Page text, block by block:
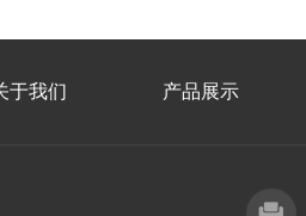
于我们 产品展示